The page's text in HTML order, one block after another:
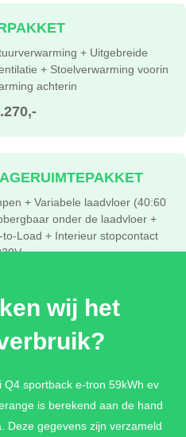
+ Uitgebreide
+ Stoelverwarming voorin
achterin
+ Variabele laadvloer (40:60
onder de laadvloer +
Load + Interieur stopcontact
wij het
sportback e-tron 59kWh ev
is berekend aan de hand
Deze gegevens zijn verzameld